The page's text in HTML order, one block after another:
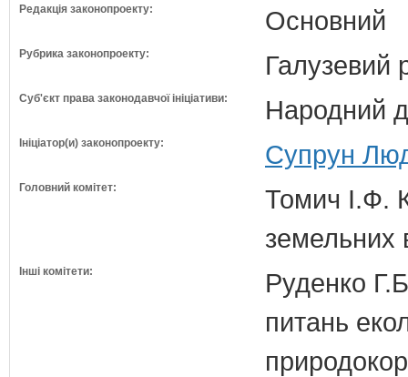
Редакція законопроекту: Основний
Рубрика законопроекту: Галузевий
Суб'єкт права законодавчої ініціативи: Народний
Ініціатор(и) законопроекту: Супрун
Головний комітет:
Томич І.Ф.
земельних
Інші комітети:
Руденко
питань